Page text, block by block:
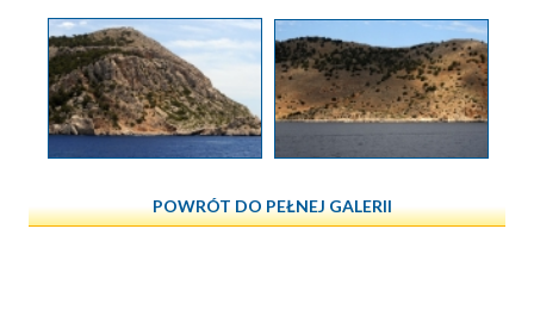
POWRÓT DO PEŁNEJ GALERII